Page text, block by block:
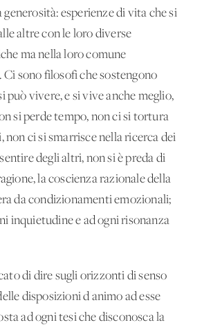
generosità: esperienze di vita che si
altre con le loro diverse
ma nella loro comune
Ci sono filosofi che sostengono
può vivere, e si vive anche meglio,
si perde tempo, non ci si tortura
non ci si smarrisce nella ricerca dei
degli altri, non si è preda di
la coscienza razionale della
da condizionamenti emozionali;
inquietudine e ad ogni risonanza
di dire sugli orizzonti di senso
disposizioni d'animo ad esse
ad ogni tesi che disconosca la